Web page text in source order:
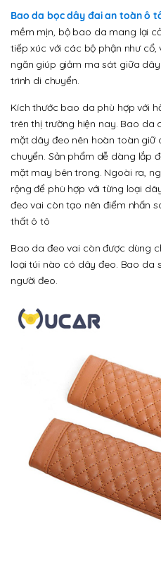
Bao da bọc dây đai an toàn ô
mềm mịn, bộ bao da mang lại
tiếp xúc với các bộ phận như cổ,
ngăn giúp giảm ma sát giữa
trình di chuyển.
Kích thước bao da phù hợp với
trên thị trường hiện nay. Bao da
mặt dây đeo nên hoàn toàn giữ
chuyển. Sản phẩm dễ dàng lắp
mặt may bên trong. Ngoài ra,
rộng để phù hợp với từng loại
đeo vai còn tạo nên điểm nhấn
thất ô tô
Bao da đeo vai còn được dùng
loại túi nào có dây đeo. Bao da
người đeo.